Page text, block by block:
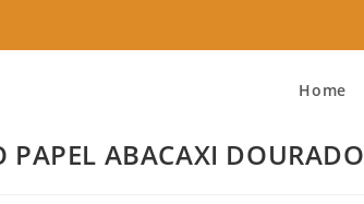
Home
PAPEL ABACAXI DOURADO